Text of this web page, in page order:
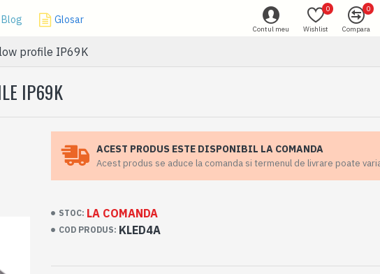
Blog Glosar
Contul meu Wishlist
0
Compara
0
profile IP69K
IP69K
ACEST PRODUS ESTE DISPONIBIL LA COMANDA
Acest produs se aduce la comanda si termenul de livrare poate
STOC: LA COMANDA
COD PRODUS: KLED4A